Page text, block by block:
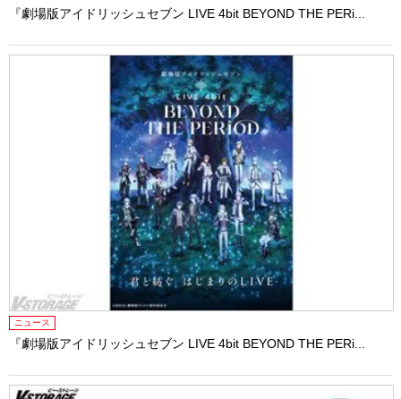
『劇場版アイドリッシュセブン LIVE 4bit BEYOND THE PERi...
ニュース
『劇場版アイドリッシュセブン LIVE 4bit BEYOND THE PERi...